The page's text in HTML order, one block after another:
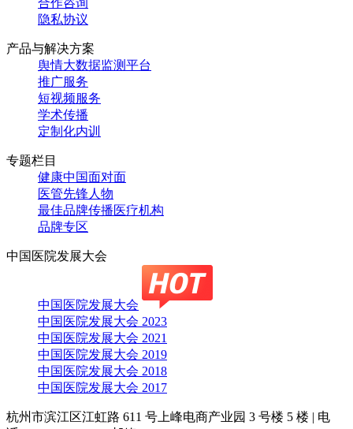
合作咨询
隐私协议
产品与解决方案
舆情大数据监测平台
推广服务
短视频服务
学术传播
定制化内训
专题栏目
健康中国面对面
医管先锋人物
最佳品牌传播医疗机构
品牌专区
中国医院发展大会
中国医院发展大会
中国医院发展大会 2023
中国医院发展大会 2021
中国医院发展大会 2019
中国医院发展大会 2018
中国医院发展大会 2017
杭州市滨江区江虹路 611 号上峰电商产业园 3 号楼 5 楼 | 电